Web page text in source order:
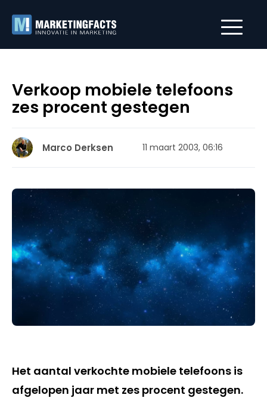
Verkoop mobiele telefoons
zes procent gestegen
Marco Derksen 11 maart 2003, 06:16
Het aantal verkochte mobiele telefoons is
afgelopen jaar met zes procent gestegen.